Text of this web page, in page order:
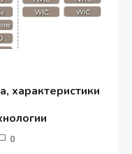
характеристики
0